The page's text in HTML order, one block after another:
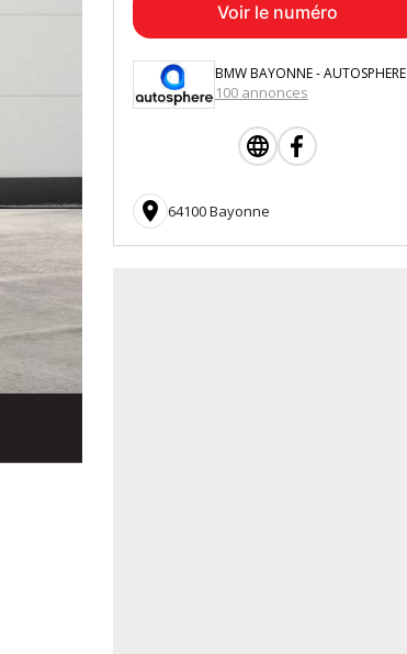
Voir le numéro
BMW BAYONNE - AUTOSPHERE
100 annonces
 64100 Bayonne